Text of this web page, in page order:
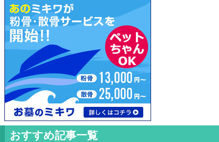
おすすめ記事一覧